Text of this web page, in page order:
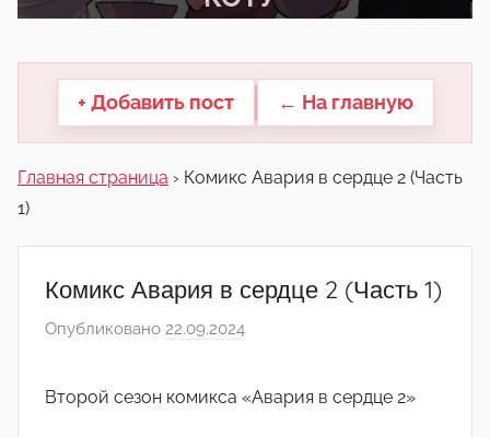
другие.
+ Добавить пост ← На главную
Главная страница › Комикс Авария в сердце 2 (Часть
1)
Комикс Авария в сердце 2 (Часть 1)
Опубликовано 22.09.2024
Второй сезон комикса «Авария в сердце 2»